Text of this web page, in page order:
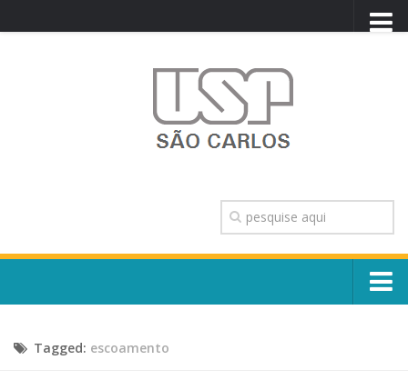
TRANSPARÊNCIA
OUVIDORIA
CONTATO
Escola, Institutos e Órgãos
Tagged: escoamento